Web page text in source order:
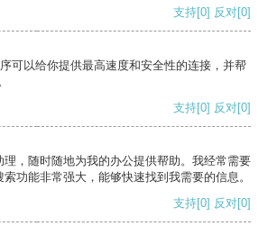
支持[0] 反对[0]
可以给你提供最高速度和安全性的连接，并帮
支持[0] 反对[0]
，随时随地为我的办公提供帮助。我经常需要
功能非常强大，能够快速找到我需要的信息。
支持[0] 反对[0]